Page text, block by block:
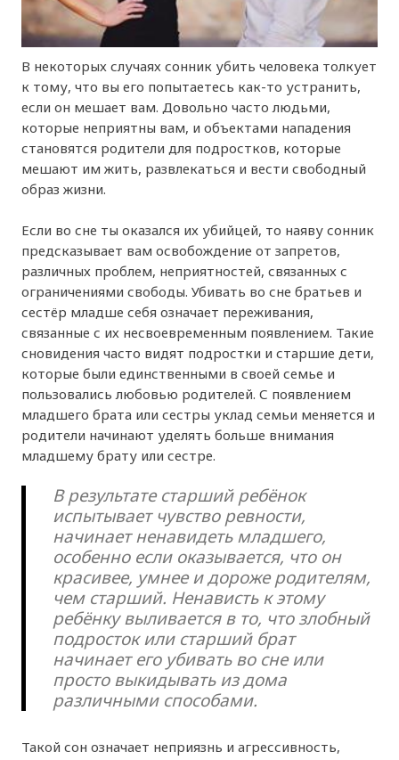
В некоторых случаях сонник убить человека толкует
к тому, что вы его попытаетесь как-то устранить,
если он мешает вам. Довольно часто людьми,
которые неприятны вам, и объектами нападения
становятся родители для подростков, которые
мешают им жить, развлекаться и вести свободный
образ жизни.
Если во сне ты оказался их убийцей, то наяву сонник
предсказывает вам освобождение от запретов,
различных проблем, неприятностей, связанных с
ограничениями свободы. Убивать во сне братьев и
сестёр младше себя означает переживания,
связанные с их несвоевременным появлением. Такие
сновидения часто видят подростки и старшие дети,
которые были единственными в своей семье и
пользовались любовью родителей. С появлением
младшего брата или сестры уклад семьи меняется и
родители начинают уделять больше внимания
младшему брату или сестре.
В результате старший ребёнок
испытывает чувство ревности,
начинает ненавидеть младшего,
особенно если оказывается, что он
красивее, умнее и дороже родителям,
чем старший. Ненависть к этому
ребёнку выливается в то, что злобный
подросток или старший брат
начинает его убивать во сне или
просто выкидывать из дома
различными способами.
Такой сон означает неприязнь и агрессивность,